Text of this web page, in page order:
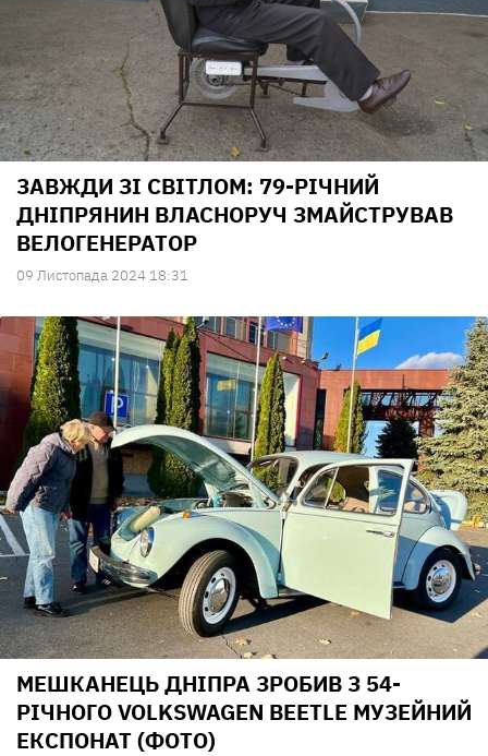
ЗАВЖДИ ЗІ СВІТЛОМ: 79-РІЧНИЙ
ДНІПРЯНИН ВЛАСНОРУЧ ЗМАЙСТРУВАВ
ВЕЛОГЕНЕРАТОР
09 Листопада 2024 18:31
МЕШКАНЕЦЬ ДНІПРА ЗРОБИВ З 54-
РІЧНОГО VOLKSWAGEN BEETLE МУЗЕЙНИЙ
ЕКСПОНАТ (ФОТО)